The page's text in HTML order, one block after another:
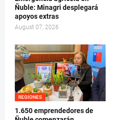
Ñuble: Minagri desplegará
apoyos extras
August 07, 2026
REGIONES
1.650 emprendedores de